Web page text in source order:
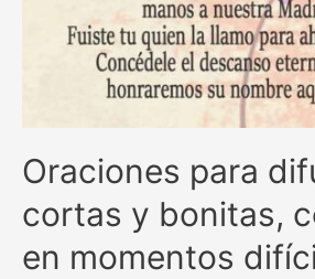
Oraciones para
cortas y bonitas,
en momentos